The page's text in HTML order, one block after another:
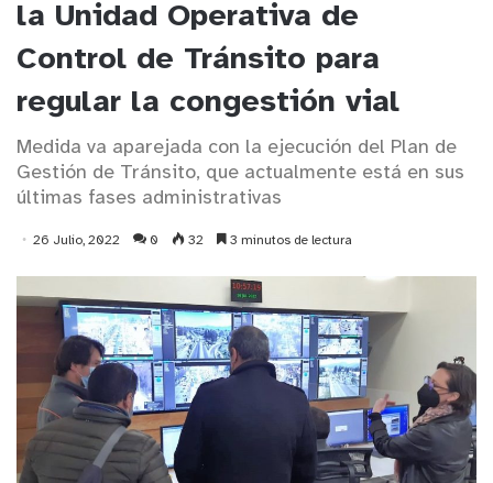
la Unidad Operativa de
Control de Tránsito para
regular la congestión vial
Medida va aparejada con la ejecución del Plan de
Gestión de Tránsito, que actualmente está en sus
últimas fases administrativas
26 Julio, 2022 0 32 3 minutos de lectura